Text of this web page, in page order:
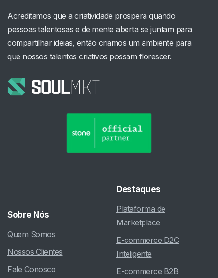
Acreditamos que a criatividade prospera quando
pessoas talentosas e de mente aberta se juntam para
compartilhar ideias, então criamos um ambiente para
que nossos talentos criativos possam florescer.
Sobre Nós
Quem Somos
Nossos Clientes
Fale Conosco
Destaques
Plataforma de
Marketplace
E-commerce D2C
Inteligente
E-commerce B2B